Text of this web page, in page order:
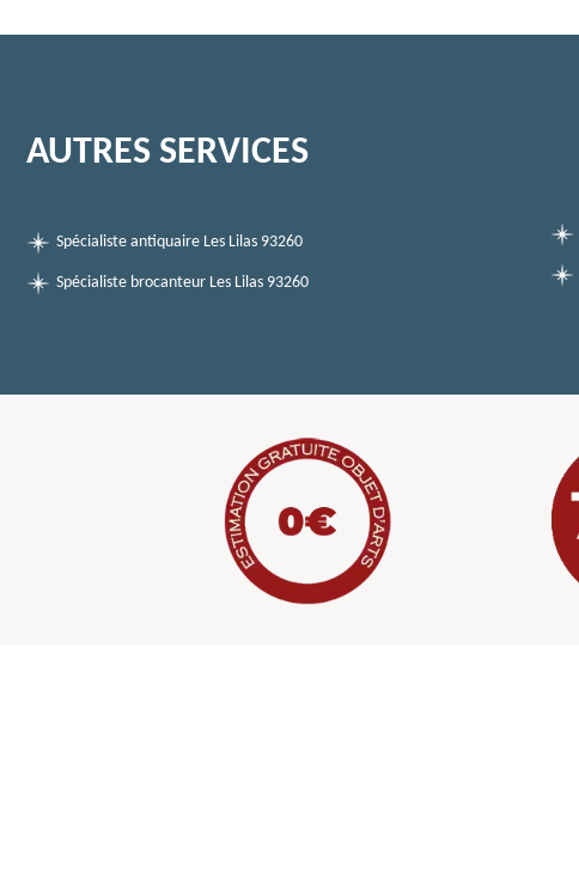
AUTRES SERVICES
Spécialiste antiquaire Les Lilas 93260
Spécialiste brocanteur Les Lilas 93260